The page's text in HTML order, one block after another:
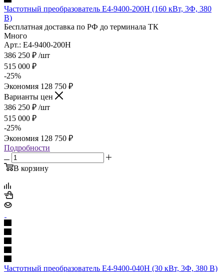
Частотный преобразователь E4-9400-200H (160 кВт, 3Ф, 380
В)
Бесплатная доставка по РФ до терминала ТК
Много
Арт.: E4-9400-200H
386 250 ₽ /шт
515 000 ₽
-25%
Экономия 128 750 ₽
Варианты цен
386 250 ₽ /шт
515 000 ₽
-25%
Экономия 128 750 ₽
Подробности
В корзину
Частотный преобразователь E4-9400-040H (30 кВт, 3Ф, 380 В)